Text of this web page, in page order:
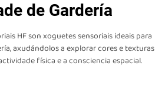
de Gardería
HF son xoguetes sensoriais ideais para
axudándolos a explorar cores e texturas
física e a consciencia espacial.